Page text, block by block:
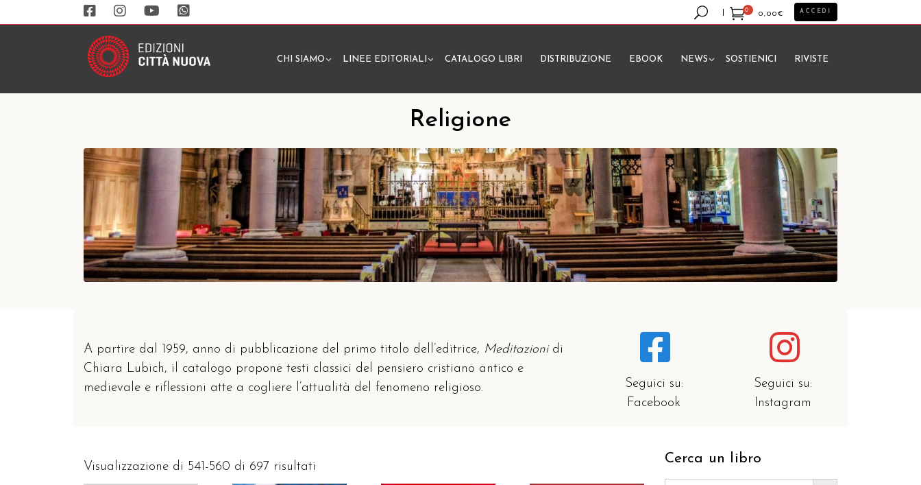
0
0,00€
Nessun prodotto nel carrello.
ACCEDI
CHI SIAMO LINEE EDITORIALI CATALOGO LIBRI DISTRIBUZIONE EBOOK NEWS SOSTIENICI RIVISTE
Religione
A partire dal 1959, anno di pubblicazione del primo titolo dell’editrice, Meditazioni di
Chiara Lubich, il catalogo propone testi classici del pensiero cristiano antico e
medievale e riflessioni atte a cogliere l’attualità del fenomeno religioso.
Seguici su:
Facebook
Seguici su:
Instagram
Visualizzazione di 541-560 di 697 risultati
Cerca un libro
Search Button